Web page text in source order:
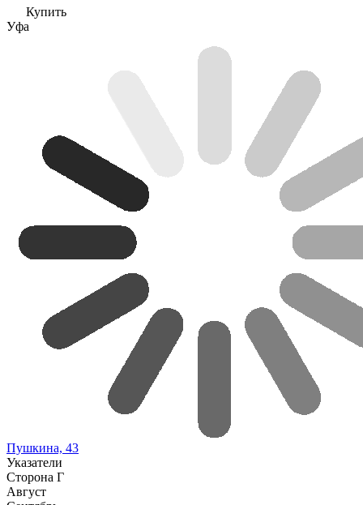
Купить
Уфа
Пушкина, 43
Указатели
Сторона Г
Август